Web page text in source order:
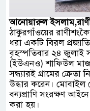
বাজেট সংশোধনের
উঠান বৈঠক
আনোয়ারুল
ঠাকুরগাঁওয়ের
ধরা একটি বিরল
বৃহস্পতিবার ২৪ জুলাই
(ইউএনও) শাফিউল
সন্ধ্যারই গ্রামের ক্রেতা
উদ্ধার করেন। মোবাইল
বন্যপ্রাণি সংরক্ষণ
করা হয়।